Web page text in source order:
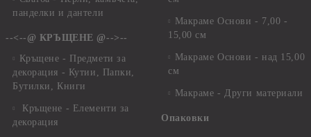
панделки и дантели
--<--@ КРЪЩЕНЕ @-->--
Кръщене - Предмети за
декорация - Кутии, Папки,
Бутилки, Книги
Кръщене - Елементи за
декорация
Макраме Основи - 7,00 -
15,00 см
Макраме Основи - над 15,00
см
Макраме - Други материали
Опаковки